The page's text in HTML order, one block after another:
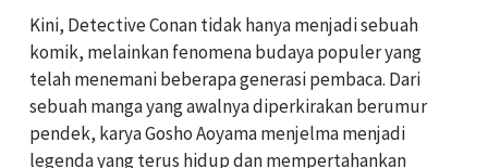
Kini, Detective Conan tidak hanya menjadi sebuah
komik, melainkan fenomena budaya populer yang
telah menemani beberapa generasi pembaca. Dari
sebuah manga yang awalnya diperkirakan berumur
pendek, karya Gosho Aoyama menjelma menjadi
legenda yang terus hidup dan mempertahankan